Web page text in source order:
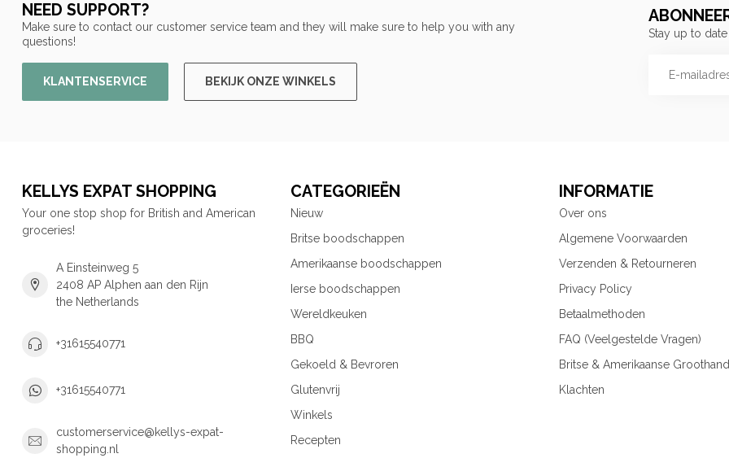
NEED SUPPORT?
Make sure to contact our customer service team and they will make sure to help you with any
questions!
KLANTENSERVICE BEKIJK ONZE WINKELS
Stay up to
KELLYS EXPAT SHOPPING
Your one stop shop for British and American
groceries!
A Einsteinweg 5
2408 AP Alphen aan den Rijn
the Netherlands
+31615540771
+31615540771
customerservice@kellys-expat-
shopping.nl
CATEGORIEËN
Nieuw
Britse boodschappen
Amerikaanse boodschappen
Ierse boodschappen
Wereldkeuken
BBQ
Gekoeld & Bevroren
Glutenvrij
Winkels
Recepten
INFORMATIE
Over ons
Algemene Voorwaarden
Verzenden & Retourneren
Privacy Policy
Betaalmethoden
FAQ (Veelgestelde Vragen)
Britse & Amerikaanse
Klachten